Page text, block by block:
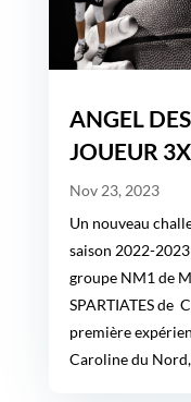
ANGEL
JOUEUR
Nov 23, 2023
Un nouveau
saison 2022-
groupe NM1 de
SPARTIATES de
première
Caroline du Nord,